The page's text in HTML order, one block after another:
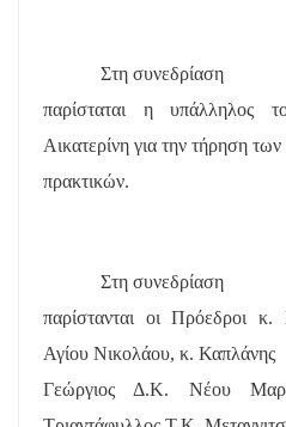
Στη συνεδρίαση
παρίσταται η υπάλληλος
Αικατερίνη για την τήρηση των
πρακτικών.
Στη συνεδρίαση
παρίστανται οι Πρόεδροι
Αγίου Νικολάου, κ. Καπλάνης
Γεώργιος Δ.Κ. Νέου